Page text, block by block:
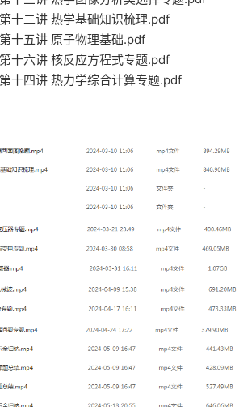
十二讲 热学基础知识梳理.pdf
十五讲 原子物理基础.pdf
十六讲 核反应方程式专题.pdf
十四讲 热力学综合计算专题.pdf